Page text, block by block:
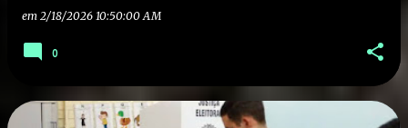
em 2/18/2026 10:50:00 AM
0